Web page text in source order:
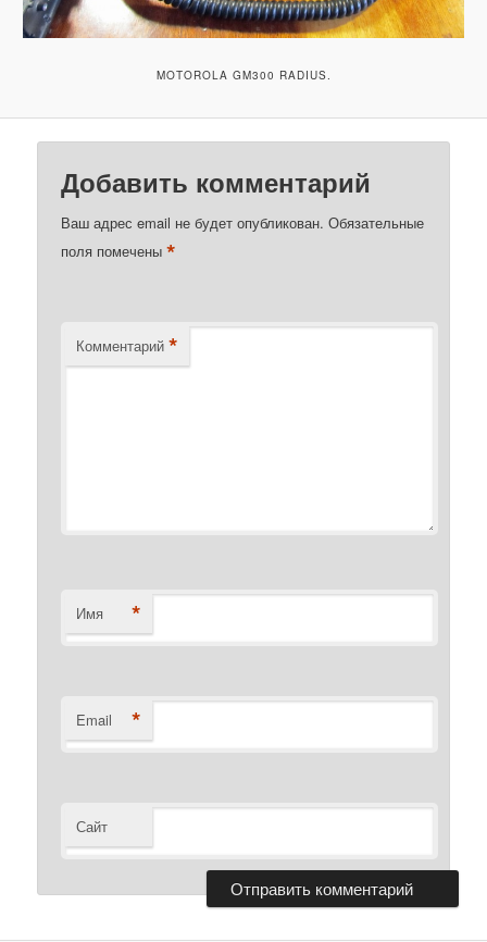
MOTOROLA GM300 RADIUS.
Добавить комментарий
Ваш адрес email не будет опубликован. Обязательные
поля помечены*
Комментарий *
Имя *
Email *
Сайт